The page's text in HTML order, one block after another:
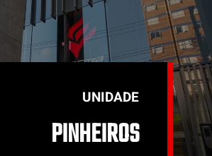
UNIDADE
PINHEIROS